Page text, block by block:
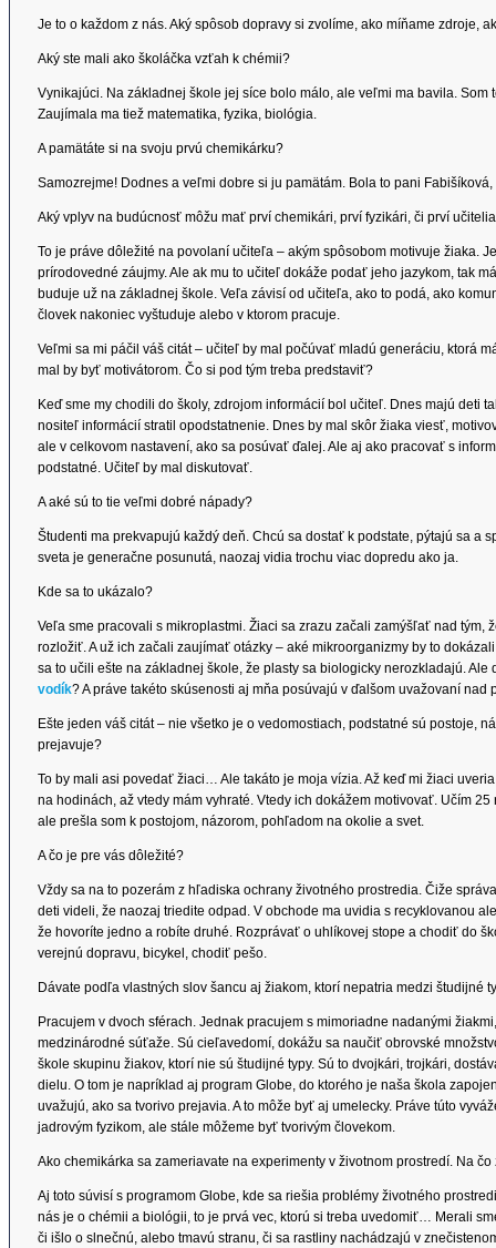
Je to o každom z nás. Aký spôsob dopravy si zvolíme, ako míňame zdroje,
Aký ste mali ako školáčka vzťah k chémii?
Vynikajúci. Na základnej škole jej síce bolo málo, ale veľmi ma bavila.
Zaujímala ma tiež matematika, fyzika, biológia.
A pamätáte si na svoju prvú chemikárku?
Samozrejme! Dodnes a veľmi dobre si ju pamätám. Bola to pani
Aký vplyv na budúcnosť môžu mať prví chemikári, prví fyzikári, či prví
To je práve dôležité na povolaní učiteľa – akým spôsobom motivuje žiaka.
prírodovedné záujmy. Ale ak mu to učiteľ dokáže podať jeho jazykom, tak
buduje už na základnej škole. Veľa závisí od učiteľa, ako to podá, ako
človek nakoniec vyštuduje alebo v ktorom pracuje.
Veľmi sa mi páčil váš citát – učiteľ by mal počúvať mladú generáciu, ktorá
mal by byť motivátorom. Čo si pod tým treba predstaviť?
Keď sme my chodili do školy, zdrojom informácií bol učiteľ. Dnes majú deti
nositeľ informácií stratil opodstatnenie. Dnes by mal skôr žiaka viesť,
ale v celkovom nastavení, ako sa posúvať ďalej. Ale aj ako pracovať s
podstatné. Učiteľ by mal diskutovať.
A aké sú to tie veľmi dobré nápady?
Študenti ma prekvapujú každý deň. Chcú sa dostať k podstate, pýtajú sa a
sveta je generačne posunutá, naozaj vidia trochu viac dopredu ako ja.
Kde sa to ukázalo?
Veľa sme pracovali s mikroplastmi. Žiaci sa zrazu začali zamýšľať nad
rozložiť. A už ich začali zaujímať otázky – aké mikroorganizmy by to
sa to učili ešte na základnej škole, že plasty sa biologicky nerozkladajú.
vodík? A práve takéto skúsenosti aj mňa posúvajú v ďalšom uvažovaní nad
Ešte jeden váš citát – nie všetko je o vedomostiach, podstatné sú postoje,
prejavuje?
To by mali asi povedať žiaci… Ale takáto je moja vízia. Až keď mi žiaci
na hodinách, až vtedy mám vyhraté. Vtedy ich dokážem motivovať. Učím
ale prešla som k postojom, názorom, pohľadom na okolie a svet.
A čo je pre vás dôležité?
Vždy sa na to pozerám z hľadiska ochrany životného prostredia. Čiže
deti videli, že naozaj triedite odpad. V obchode ma uvidia s recyklovanou
že hovoríte jedno a robíte druhé. Rozprávať o uhlíkovej stope a chodiť do
verejnú dopravu, bicykel, chodiť pešo.
Dávate podľa vlastných slov šancu aj žiakom, ktorí nepatria medzi študijné
Pracujem v dvoch sférach. Jednak pracujem s mimoriadne nadanými
medzinárodné súťaže. Sú cieľavedomí, dokážu sa naučiť obrovské
škole skupinu žiakov, ktorí nie sú študijné typy. Sú to dvojkári, trojkári,
dielu. O tom je napríklad aj program Globe, do ktorého je naša škola
uvažujú, ako sa tvorivo prejavia. A to môže byť aj umelecky. Práve túto
jadrovým fyzikom, ale stále môžeme byť tvorivým človekom.
Ako chemikárka sa zameriavate na experimenty v životnom prostredí. Na
Aj toto súvisí s programom Globe, kde sa riešia problémy životného
nás je o chémii a biológii, to je prvá vec, ktorú si treba uvedomiť… Merali
či išlo o slnečnú, alebo tmavú stranu, či sa rastliny nachádzajú v